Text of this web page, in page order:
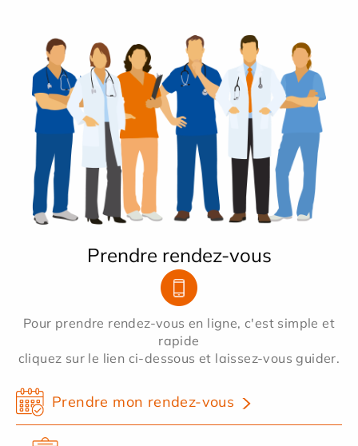
Prendre rendez-vous
Pour prendre rendez-vous en ligne, c'est simple et
rapide
cliquez sur le lien ci-dessous et laissez-vous guider.
Prendre mon rendez-vous